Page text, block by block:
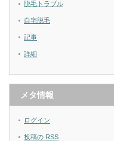
脱毛トラブル
自宅脱毛
記事
詳細
メタ情報
ログイン
投稿の RSS